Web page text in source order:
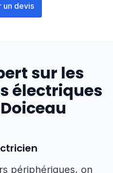
un devis
sur les
électriques
périphériques, on